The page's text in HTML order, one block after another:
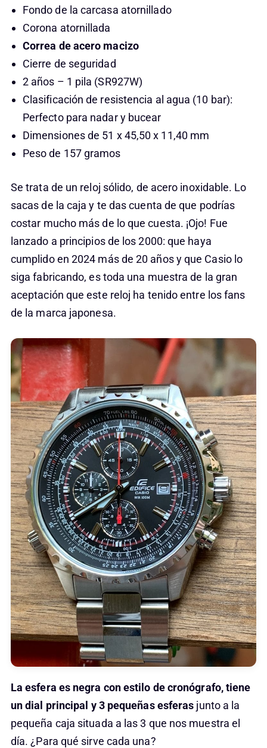
Fondo de la carcasa atornillado
Corona atornillada
Correa de acero macizo
Cierre de seguridad
2 años – 1 pila (SR927W)
Clasificación de resistencia al agua (10 bar):
Perfecto para nadar y bucear
Dimensiones de 51 x 45,50 x 11,40 mm
Peso de 157 gramos
Se trata de un reloj sólido, de acero inoxidable. Lo
sacas de la caja y te das cuenta de que podrías
costar mucho más de lo que cuesta. ¡Ojo! Fue
lanzado a principios de los 2000: que haya
cumplido en 2024 más de 20 años y que Casio lo
siga fabricando, es toda una muestra de la gran
aceptación que este reloj ha tenido entre los fans
de la marca japonesa.
La esfera es negra con estilo de cronógrafo, tiene
un dial principal y 3 pequeñas esferas junto a la
pequeña caja situada a las 3 que nos muestra el
día. ¿Para qué sirve cada una?